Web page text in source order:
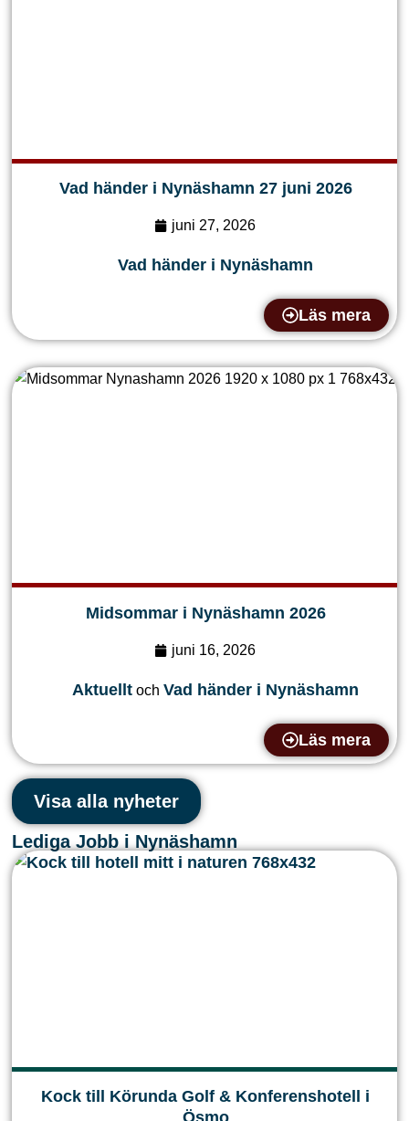
Vad händer i Nynäshamn 27 juni 2026
juni 27, 2026
Vad händer i Nynäshamn
Läs mera
Midsommar i Nynäshamn 2026
juni 16, 2026
Aktuellt och Vad händer i Nynäshamn
Läs mera
Visa alla nyheter
Lediga Jobb i Nynäshamn
Kock till Körunda Golf & Konferenshotell i